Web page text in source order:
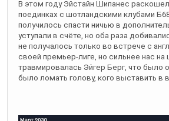
В этом году Эйстайн Шипанес
поединках с шотландскими клубами
получилось спасти ничью в
уступали в счёте, но оба раза
не получалось только во встрече с
своей премьер-лиге, но сильнее нас
травмировалась Эйгер Берг, что было
было ломать голову, кого выставить в